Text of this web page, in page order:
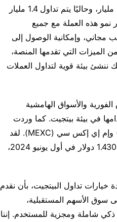
آمنًا وبسيطًا ومتاحًا للجميع. أُصدرت العملة في يوليو 2021 بكمية إجمالية تبلغ 2 مليار، وحاليًا يتم تداول 1.4 مليار
نمو هذه العملة مع جميع
وإمكانية الوصول إلى
الميزات التي تقدمها المنصة،
بيئة قوية لتداول العملات
والأسواق الهامشية
في بيئة بيتجيت. كما وردت
العملة في قوائم منصات تداول مركزية كبرى أخرى، مثل بيتفينيكس (Bitfinex) وإم إي إكس سي (MEXC). لقد
كان أداء عملة البيتجيت في السوق رائعًا، وقد حققت ارتفاعًا دائمًا جديدًا قدره 1.4306 دولار في أول يونيو 2024،
تداول البيتجيت، بأن نقدم
سوق الأسهم المستقبلية،
ذكي شاملة ومجزية للمستخدم. إننا